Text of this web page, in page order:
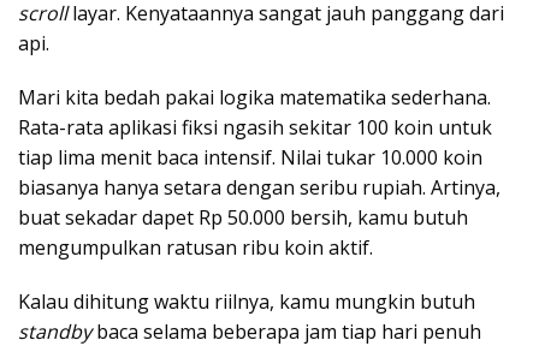
scrolllayar. Kenyataannya sangat jauh panggang dari
api.
Mari kita bedah pakai logika matematika sederhana.
Rata-rata aplikasi fiksi ngasih sekitar 100 koin untuk
tiap lima menit baca intensif. Nilai tukar 10.000 koin
biasanya hanya setara dengan seribu rupiah. Artinya,
buat sekadar dapet Rp 50.000 bersih, kamu butuh
mengumpulkan ratusan ribu koin aktif.
Kalau dihitung waktu riilnya, kamu mungkin butuh
standbybaca selama beberapa jam tiap hari penuh